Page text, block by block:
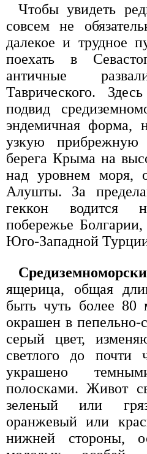
Чтобы увидеть
совсем не
далекое и трудное
поехать в
античные
Таврического.
подвид
эндемичная форма,
узкую
берега Крыма на
над уровнем моря,
Алушты. За
геккон водится
побережье
Юго-Западной
ящерица, общая
быть чуть более 80
окрашен в
серый цвет,
светлого до почти
украшено
полосками. Живот
зеленый или
оранжевый или
нижней стороны,